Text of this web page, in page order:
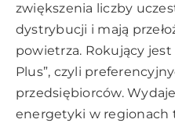
zwiększenia liczby
dystrybucji i mają
powietrza. Rokujący
Plus”, czyli
przedsiębiorców. Wydaje
energetyki w regionach